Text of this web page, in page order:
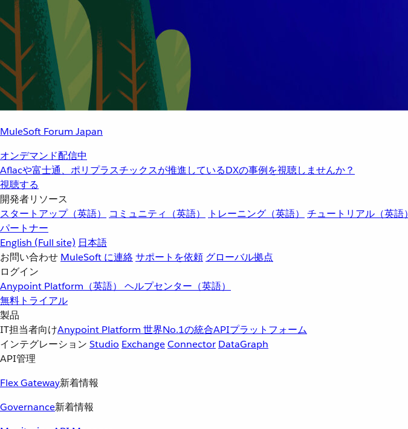
MuleSoft Forum Japan
オンデマンド配信中
Aflacや富士通、ポリプラスチックスが推進しているDXの事例を視聴しませんか？
視聴する
開発者リソース
スタートアップ（英語）
コミュニティ（英語） トレーニング（英語） チュートリアル（英語）
パートナー
English (Full site) 日本語
お問い合わせ MuleSoft に連絡サポートを依頼 グローバル拠点
ログイン
Anypoint Platform（英語） ヘルプセンター（英語）
無料トライアル
製品
IT担当者向けAnypoint Platform 世界No.1の統合APIプラットフォーム
インテグレーション Studio ExchangeConnector DataGraph
API管理
Flex Gateway新着情報
Governance新着情報